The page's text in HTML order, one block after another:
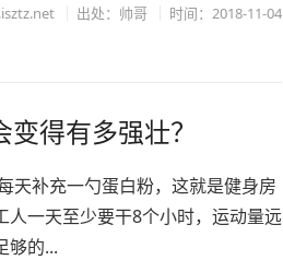
出处：帅哥 时间：2018-11-04
得有多强壮？
天补充一勺蛋白粉，这就是健身房
一天至少要干8个小时，运动量远
够的...